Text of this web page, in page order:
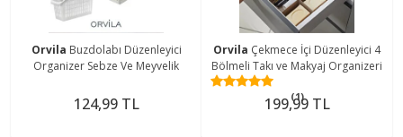
Orvila Buzdolabı Düzenleyici
Organizer Sebze Ve Meyvelik
124,99 TL
Orvila Çekmece İçi Düzenleyici 4
Bölmeli Takı ve Makyaj Organizeri
(1)
199,99 TL